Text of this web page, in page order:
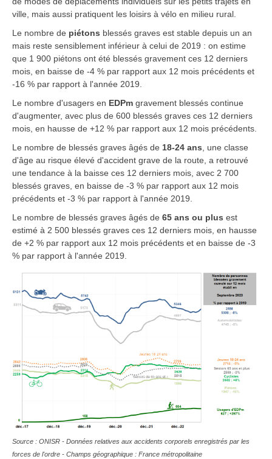
ville, mais aussi pratiquent les loisirs à vélo en milieu rural.
Le nombre de piétons blessés graves est stable depuis un an
mais reste sensiblement inférieur à celui de 2019 : on estime
que 1 900 piétons ont été blessés gravement ces 12 derniers
mois, en baisse de -4 % par rapport aux 12 mois précédents et
-16 % par rapport à l'année 2019.
Le nombre d'usagers en EDPm gravement blessés continue
d'augmenter, avec plus de 600 blessés graves ces 12 derniers
mois, en hausse de +12 % par rapport aux 12 mois précédents.
Le nombre de blessés graves âgés de 18-24 ans , une classe
d'âge au risque élevé d'accident grave de la route, a retrouvé
une tendance à la baisse ces 12 derniers mois, avec 2 700
blessés graves, en baisse de -3 % par rapport aux 12 mois
précédents et -3 % par rapport à l'année 2019.
Le nombre de blessés graves âgés de 65 ans ou plus est
estimé à 2 500 blessés graves ces 12 derniers mois, en hausse
de +2 % par rapport aux 12 mois précédents et en baisse de -3
% par rapport à l'année 2019.
Source : ONISR - Données relatives aux accidents corporels enregistrés par les
forces de l'ordre - Champs géographique : France métropolitaine